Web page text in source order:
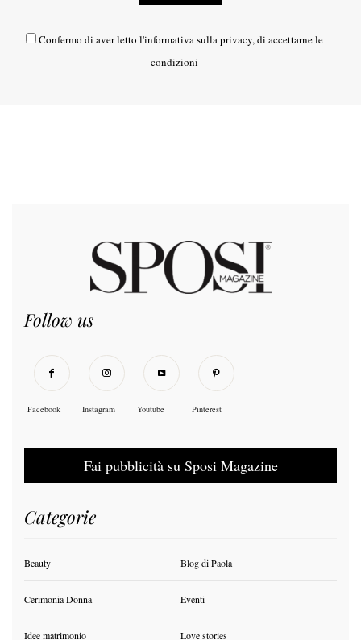
Confermo di aver letto l'informativa sulla privacy, di accettarne le
condizioni
Follow us
Facebook Instagram Youtube Pinterest
Fai pubblicità su Sposi Magazine
Categorie
Beauty Blog di Paola
Cerimonia Donna Eventi
Idee matrimonio Love stories